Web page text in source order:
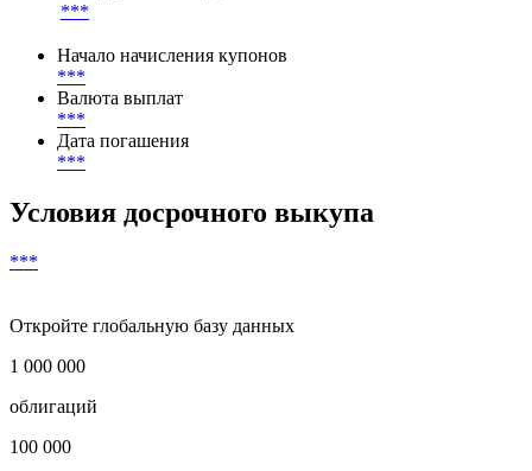
Ставка купона
Метод расчета НКД
***
Начало начисления купонов
***
Дата погашения
Откройте глобальную базу данных
1 000 000